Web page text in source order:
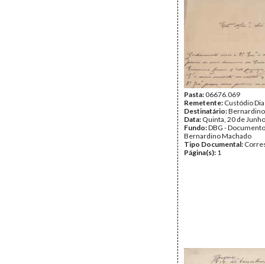
Pasta:06676.069
Remetente: Custódio
Destinatário:
Data: Quinta, 20 de
Fundo:DBG -
Bernardino Machado
Tipo Documental:
Página(s): 1